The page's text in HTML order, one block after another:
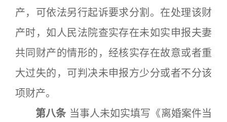
产，可依法另行起诉要求分割。在处理该财
产时，如人民法院查实存在未如实申报夫妻
共同财产的情形的，经核实存在故意或者重
大过失的，可判决未申报方少分或者不分该
项财产。
第八条 当事人未如实填写《离婚案件当